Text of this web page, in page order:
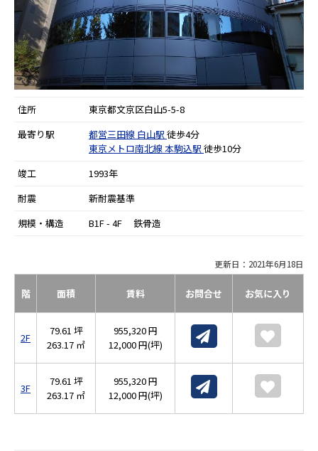
住所
東京都文京区白山5-5-8
最寄り駅
都営三田線 白山駅 徒歩4分
東京メトロ南北線本駒込駅 徒歩10分
竣工
1993年
耐震
新耐震基準
規模・構造
B1F - 4F 鉄骨造
更新日：2021年6月18日
階 面積 賃料 お問合せ お気に入り
2F
79.61 坪
263.17 ㎡
955,320 円
12,000 円(坪)
3F
79.61 坪
263.17 ㎡
955,320 円
12,000 円(坪)